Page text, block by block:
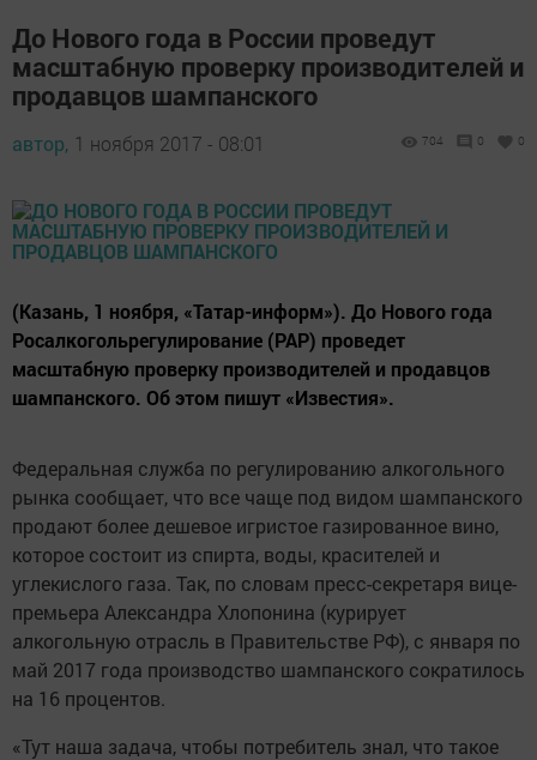
До Нового года в России проведут
масштабную проверку производителей и
продавцов шампанского
автор, 1 ноября 2017 - 08:01 704 0 0
(Казань, 1 ноября, «Татар-информ»). До Нового года
Росалкогольрегулирование (РАР) проведет
масштабную проверку производителей и продавцов
шампанского. Об этом пишут «Известия».
Федеральная служба по регулированию алкогольного
рынка сообщает, что все чаще под видом шампанского
продают более дешевое игристое газированное вино,
которое состоит из спирта, воды, красителей и
углекислого газа. Так, по словам пресс-секретаря вице-
премьера Александра Хлопонина (курирует
алкогольную отрасль в Правительстве РФ), с января по
май 2017 года производство шампанского сократилось
на 16 процентов.
«Тут наша задача, чтобы потребитель знал, что такое